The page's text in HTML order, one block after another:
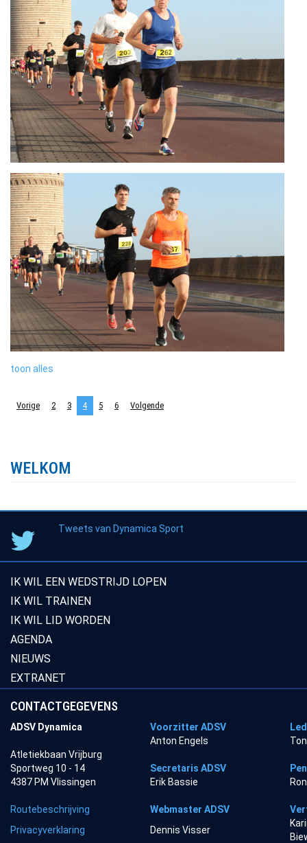
toon alles
Vorige 2 3 4 5 6 Volgende
WELKOM
Tweets van Dynamica Sport
IK WIL EEN WEDSTRIJD LOPEN
IK WIL TRAINEN
IK WIL LID WORDEN
AGENDA
NIEUWS
EXTRANET
CONTACTGEGEVENS
ADSV Dynamica Voorzitter ADSV
Anton Engels
Atletiekbaan Vrijburg
Sportweg 10 - 14
Secretaris ADSV
4387 PM Vlissingen
Erik Bassie
Routebeschrijving Webmaster ADSV
Privacyverklaring
Dennis Visser